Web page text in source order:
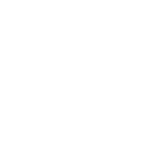
від багатьох
— від партії,